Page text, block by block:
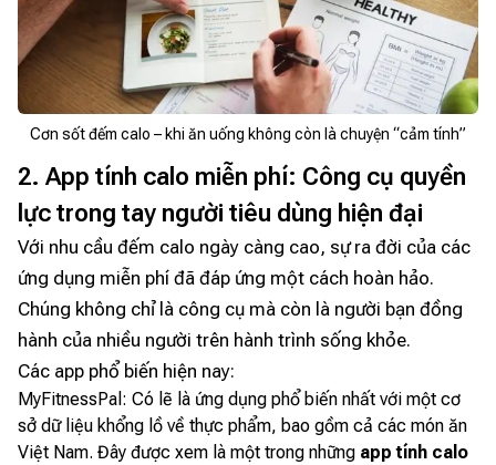
Cơn sốt đếm calo – khi ăn uống không còn là chuyện “cảm tính”
2. App tính calo miễn phí: Công cụ quyền
lực trong tay người tiêu dùng hiện đại
Với nhu cầu đếm calo ngày càng cao, sự ra đời của các
ứng dụng miễn phí đã đáp ứng một cách hoàn hảo.
Chúng không chỉ là công cụ mà còn là người bạn đồng
hành của nhiều người trên hành trình sống khỏe.
Các app phổ biến hiện nay:
MyFitnessPal: Có lẽ là ứng dụng phổ biến nhất với một cơ
sở dữ liệu khổng lồ về thực phẩm, bao gồm cả các món ăn
Việt Nam. Đây được xem là một trong những app tính calo